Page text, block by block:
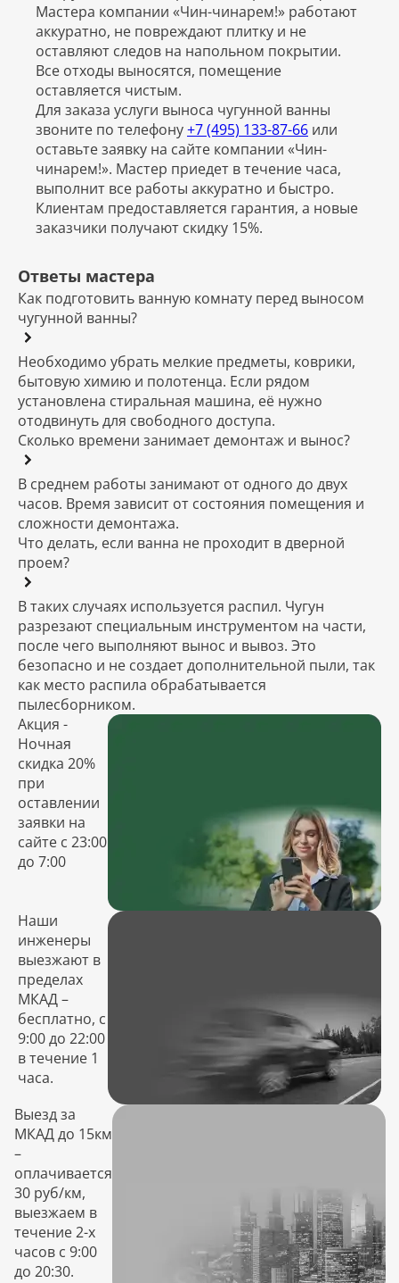
Мастера компании «Чин-чинарем!» работают
аккуратно, не повреждают плитку и не
оставляют следов на напольном покрытии.
Все отходы выносятся, помещение
оставляется чистым.
Для заказа услуги выноса чугунной ванны
звоните по телефону+7 (495) 133-87-66 или
оставьте заявку на сайте компании «Чин-
чинарем!». Мастер приедет в течение часа,
выполнит все работы аккуратно и быстро.
Клиентам предоставляется гарантия, а новые
заказчики получают скидку 15%.
Ответы мастера
Как подготовить ванную комнату перед выносом
чугунной ванны?
Необходимо убрать мелкие предметы, коврики,
бытовую химию и полотенца. Если рядом
установлена стиральная машина, её нужно
отодвинуть для свободного доступа.
Сколько времени занимает демонтаж и вынос?
В среднем работы занимают от одного до двух
часов. Время зависит от состояния помещения и
сложности демонтажа.
Что делать, если ванна не проходит в дверной
проем?
В таких случаях используется распил. Чугун
разрезают специальным инструментом на части,
после чего выполняют вынос и вывоз. Это
безопасно и не создает дополнительной пыли, так
как место распила обрабатывается
пылесборником.
Акция -
Ночная
скидка 20%
при
оставлении
заявки на
сайте с 23:00
до 7:00
Наши
инженеры
выезжают в
пределах
МКАД –
бесплатно, с
9:00 до 22:00
в течение 1
часа.
Выезд за
МКАД до 15км
–
оплачивается
30 руб/км,
выезжаем в
течение 2-х
часов с 9:00
до 20:30.